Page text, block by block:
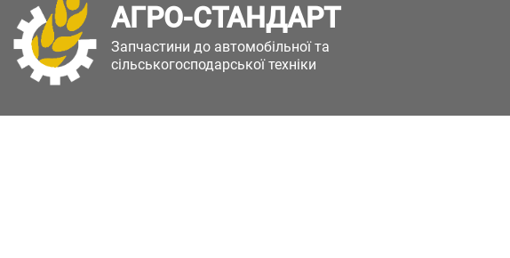
АГРО-СТАНДАРТ
Запчастини до автомобільної та
сільськогосподарської техніки